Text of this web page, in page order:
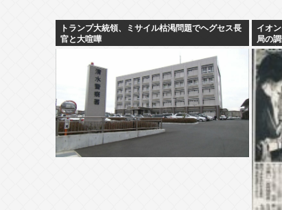
トランプ大統領、ミサイル枯渇問題でヘグセス長
官と大喧嘩
イオ
局の
の可